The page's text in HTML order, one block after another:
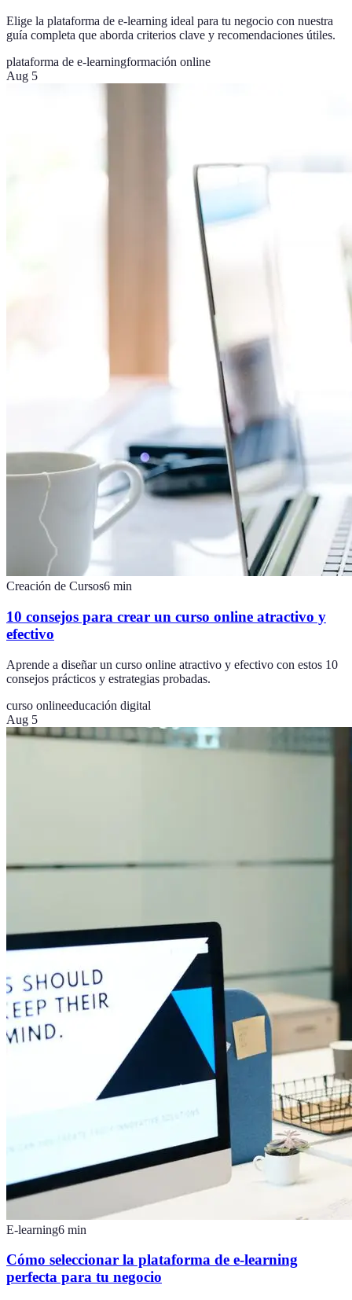
Elige la plataforma de e-learning ideal para tu negocio con nuestra
guía completa que aborda criterios clave y recomendaciones útiles.
plataforma de e-learningformación online
Aug 5
Creación de Cursos6 min
10 consejos para crear un curso online atractivo y
efectivo
Aprende a diseñar un curso online atractivo y efectivo con estos 10
consejos prácticos y estrategias probadas.
curso onlineeducación digital
Aug 5
E-learning6 min
Cómo seleccionar la plataforma de e-learning
perfecta para tu negocio